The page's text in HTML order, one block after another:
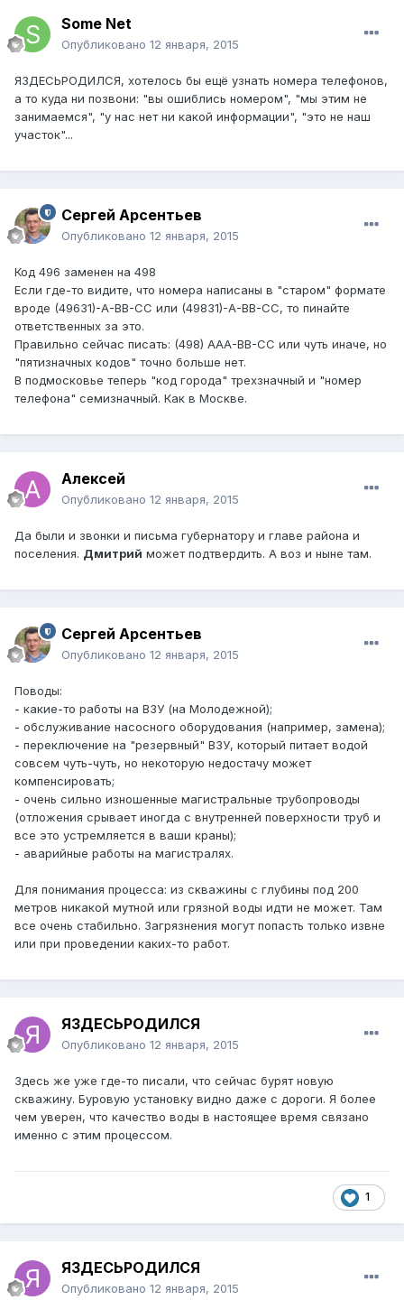
Some Net
Опубликовано 12 января, 2015
ЯЗДЕСЬРОДИЛСЯ, хотелось бы ещё узнать номера телефонов,
а то куда ни позвони: "вы ошиблись номером", "мы этим не
занимаемся", "у нас нет ни какой информации", "это не наш
участок"...
Сергей Арсентьев
Опубликовано 12 января, 2015
Код 496 заменен на 498
Если где-то видите, что номера написаны в "старом" формате
вроде (49631)-A-BB-CC или (49831)-A-BB-CC, то пинайте
ответственных за это.
Правильно сейчас писать: (498) AAA-BB-CC или чуть иначе, но
"пятизначных кодов" точно больше нет.
В подмосковье теперь "код города" трехзначный и "номер
телефона" семизначный. Как в Москве.
Алексей
Опубликовано 12 января, 2015
Да были и звонки и письма губернатору и главе района и
поселения. Дмитрий может подтвердить. А воз и ныне там.
Сергей Арсентьев
Опубликовано 12 января, 2015
Поводы:
- какие-то работы на ВЗУ (на Молодежной);
- обслуживание насосного оборудования (например, замена);
- переключение на "резервный" ВЗУ, который питает водой
совсем чуть-чуть, но некоторую недостачу может
компенсировать;
- очень сильно изношенные магистральные трубопроводы
(отложения срывает иногда с внутренней поверхности труб и
все это устремляется в ваши краны);
- аварийные работы на магистралях.
Для понимания процесса: из скважины с глубины под 200
метров никакой мутной или грязной воды идти не может. Там
все очень стабильно. Загрязнения могут попасть только извне
или при проведении каких-то работ.
ЯЗДЕСЬРОДИЛСЯ
Опубликовано 12 января, 2015
Здесь же уже где-то писали, что сейчас бурят новую
скважину. Буровую установку видно даже с дороги. Я более
чем уверен, что качество воды в настоящее время связано
именно с этим процессом.
1
ЯЗДЕСЬРОДИЛСЯ
Опубликовано 12 января, 2015